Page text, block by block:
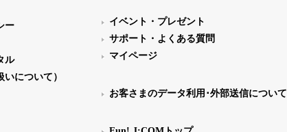
ー
ル
いについて）
イベント・プレゼント
サポート・よくある質問
マイページ
お客さまのデータ利用･外部送信について